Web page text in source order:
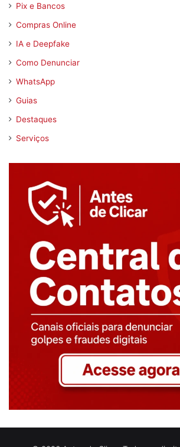
Pix e Bancos
Compras Online
IA e Deepfake
Como Denunciar
WhatsApp
Guias
Destaques
Serviços